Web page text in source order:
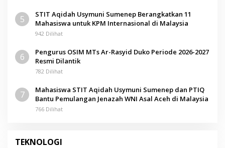
5
STIT Aqidah Usymuni Sumenep Berangkatkan 11
Mahasiswa untuk KPM Internasional di Malaysia
942 Dilihat
6
Pengurus OSIM MTs Ar-Rasyid Duko Periode 2026-2027
Resmi Dilantik
782 Dilihat
7
Mahasiswa STIT Aqidah Usymuni Sumenep dan PTIQ
Bantu Pemulangan Jenazah WNI Asal Aceh di Malaysia
766 Dilihat
TEKNOLOGI